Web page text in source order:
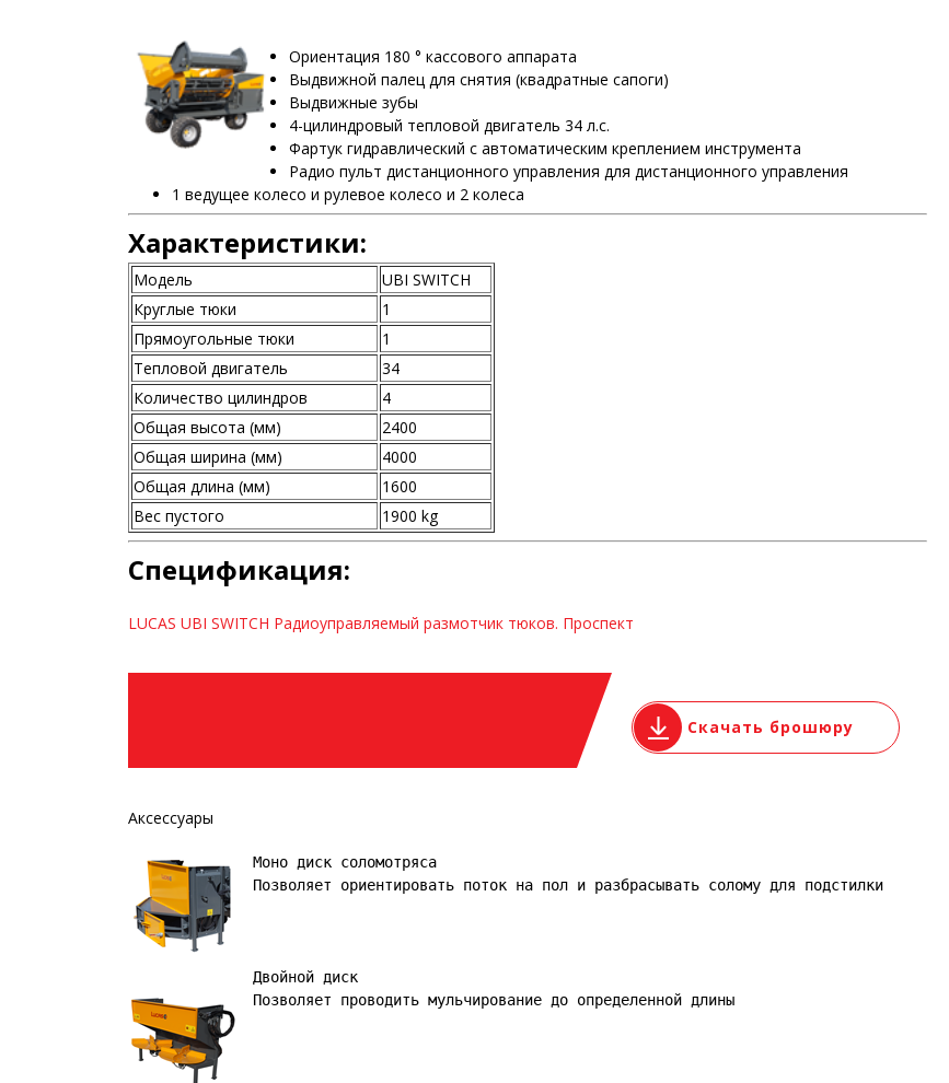
Ориентация 180 ° кассового аппарата
Выдвижной палец для снятия (квадратные сапоги)
Выдвижные зубы
4-цилиндровый тепловой двигатель 34 л.с.
Фартук гидравлический с автоматическим креплением инструмента
Радио пульт дистанционного управления для дистанционного управления
1 ведущее колесо и рулевое колесо и 2 колеса
Характеристики:
Модель
UBI SWITCH
Круглые тюки
1
Прямоугольные тюки
1
Тепловой двигатель
34
Количество цилиндров
4
Общая высота (мм)
2400
Общая ширина (мм)
4000
Общая длина (мм)
1600
Вес пустого
1900 kg
Спецификация:
LUCAS UBI SWITCH Радиоуправляемый размотчик тюков. Проспект
Скачать брошюру
Аксессуары
Моно диск соломотряса
Позволяет ориентировать поток на пол и разбрасывать солому для подстилки
Позволяет проводить мульчирование до определенной длины